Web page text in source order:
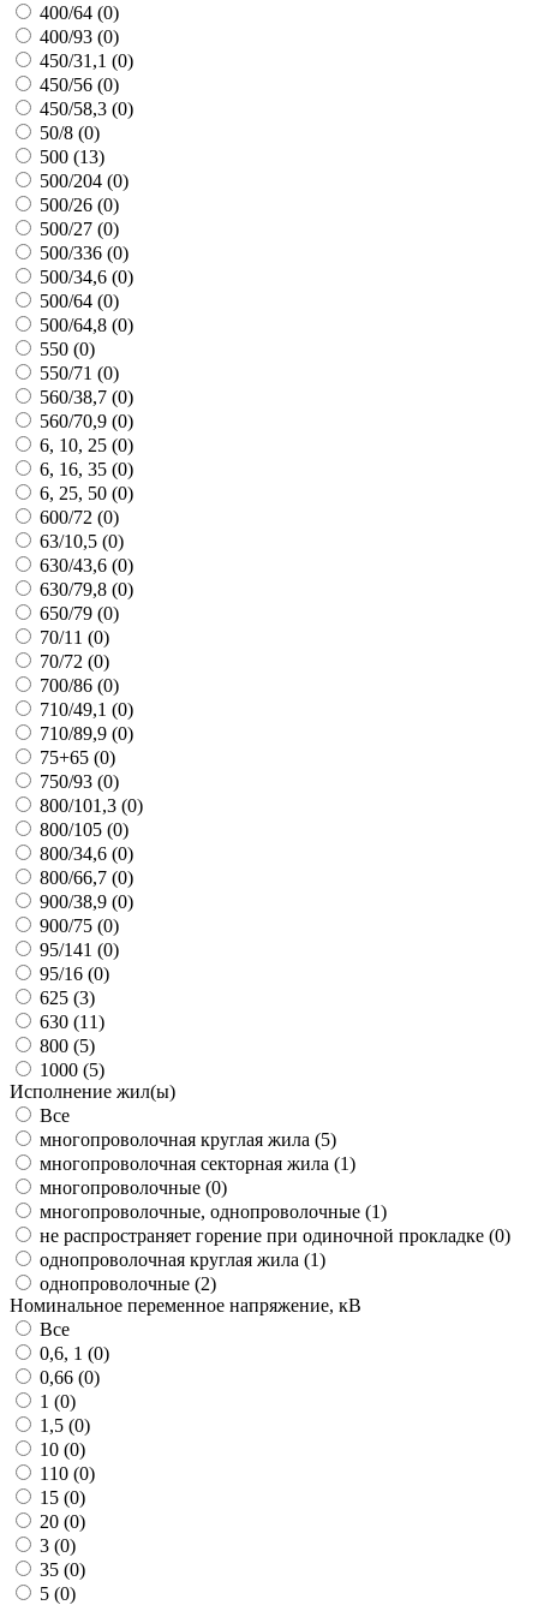
400/64 (0)
400/93 (0)
450/31,1 (0)
450/56 (0)
450/58,3 (0)
50/8 (0)
500 (13)
500/204 (0)
500/26 (0)
500/27 (0)
500/336 (0)
500/34,6 (0)
500/64 (0)
500/64,8 (0)
550 (0)
550/71 (0)
560/38,7 (0)
560/70,9 (0)
6, 10, 25 (0)
6, 16, 35 (0)
6, 25, 50 (0)
600/72 (0)
63/10,5 (0)
630/43,6 (0)
630/79,8 (0)
650/79 (0)
70/11 (0)
70/72 (0)
700/86 (0)
710/49,1 (0)
710/89,9 (0)
75+65 (0)
750/93 (0)
800/101,3 (0)
800/105 (0)
800/34,6 (0)
800/66,7 (0)
900/38,9 (0)
900/75 (0)
95/141 (0)
95/16 (0)
625 (3)
630 (11)
800 (5)
1000 (5)
Исполнение жил(ы)
Все
многопроволочная круглая жила (5)
многопроволочная секторная жила (1)
многопроволочные (0)
многопроволочные, однопроволочные (1)
не распространяет горение при одиночной прокладке (0)
однопроволочная круглая жила (1)
однопроволочные (2)
Номинальное переменное напряжение, кВ
Все
0,6, 1 (0)
0,66 (0)
1 (0)
1,5 (0)
10 (0)
110 (0)
15 (0)
20 (0)
3 (0)
35 (0)
5 (0)